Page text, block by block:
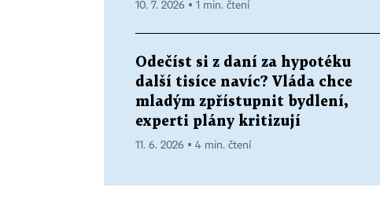
10. 7. 2026 ▪ 1 min. čtení
Odečíst si z daní za hypotéku
další tisíce navíc? Vláda chce
mladým zpřístupnit bydlení,
experti plány kritizují
11. 6. 2026 ▪ 4 min. čtení